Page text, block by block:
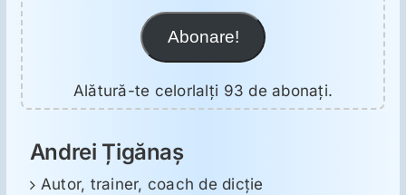
Abonare!
Alătură-te celorlalți 93 de abonați.
Andrei Țigănaș
Autor, trainer, coach de dicție